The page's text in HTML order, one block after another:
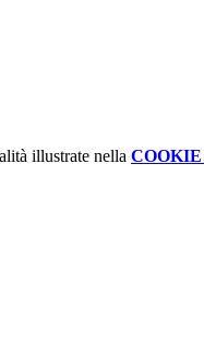
illustrate nella